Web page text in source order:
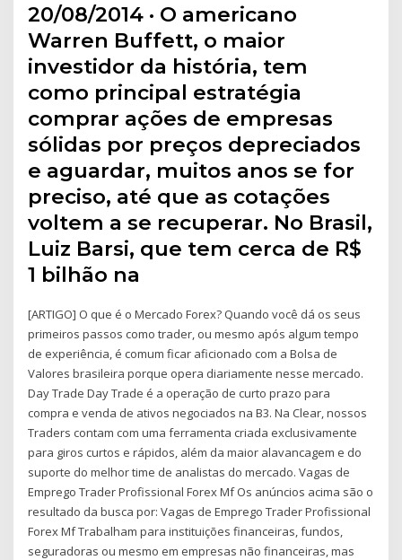
20/08/2014 · O americano
Warren Buffett, o maior
investidor da história, tem
como principal estratégia
comprar ações de empresas
sólidas por preços depreciados
e aguardar, muitos anos se for
preciso, até que as cotações
voltem a se recuperar. No Brasil,
Luiz Barsi, que tem cerca de R$
1 bilhão na
[ARTIGO] O que é o Mercado Forex? Quando você dá os seus
primeiros passos como trader, ou mesmo após algum tempo
de experiência, é comum ficar aficionado com a Bolsa de
Valores brasileira porque opera diariamente nesse mercado.
Day Trade Day Trade é a operação de curto prazo para
compra e venda de ativos negociados na B3. Na Clear, nossos
Traders contam com uma ferramenta criada exclusivamente
para giros curtos e rápidos, além da maior alavancagem e do
suporte do melhor time de analistas do mercado. Vagas de
Emprego Trader Profissional Forex Mf Os anúncios acima são o
resultado da busca por: Vagas de Emprego Trader Profissional
Forex Mf Trabalham para instituições financeiras, fundos,
seguradoras ou mesmo em empresas não financeiras, mas